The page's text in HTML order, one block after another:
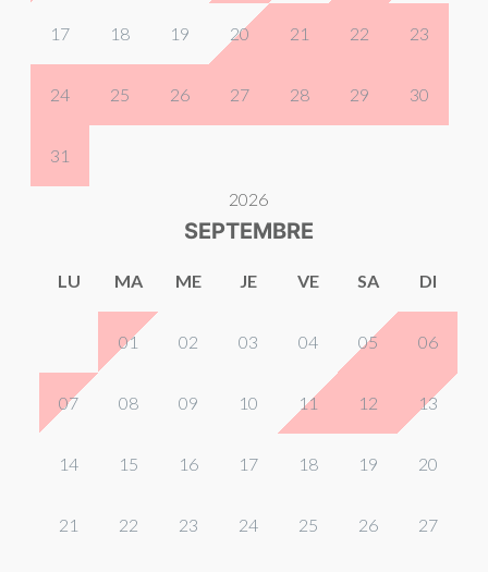
17 18 19 20 21 22 23
24 25 26 27 28 29 30
31
2026
SEPTEMBRE
LU MA ME JE VE SA DI
01 02 03 04 05 06
07 08 09 10 11 12 13
14 15 16 17 18 19 20
21 22 23 24 25 26 27